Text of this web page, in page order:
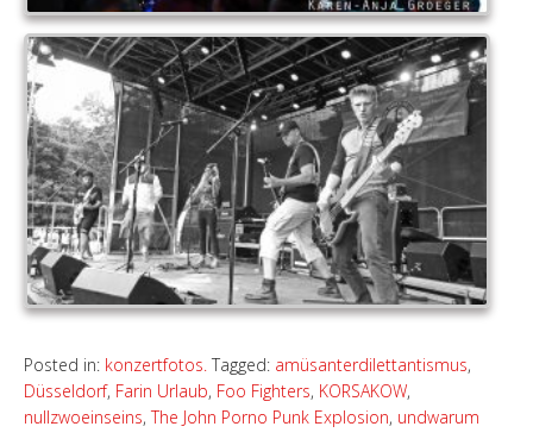
Posted in: konzertfotos. Tagged: amüsanterdilettantismus,
Düsseldorf, Farin Urlaub, Foo Fighters, KORSAKOW,
nullzwoeinseins,The John Porno Punk Explosion, undwarum